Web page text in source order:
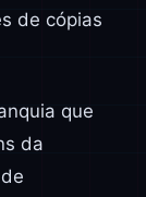
de cópias
que
da